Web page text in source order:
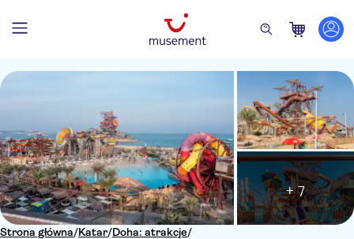
Strona główna/Katar/Doha: atrakcje/
+ 7